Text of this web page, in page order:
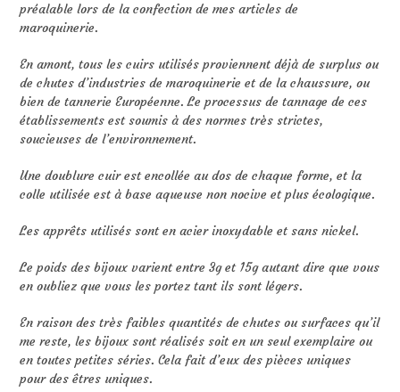
préalable lors de la confection de mes articles de
maroquinerie.
En amont, tous les cuirs utilisés proviennent déjà de surplus ou
de chutes d’industries de maroquinerie et de la chaussure, ou
bien de tannerie Européenne. Le processus de tannage de ces
établissements est soumis à des normes très strictes,
soucieuses de l’environnement.
Une doublure cuir est encollée au dos de chaque forme, et la
colle utilisée est à base aqueuse non nocive et plus écologique.
Les apprêts utilisés sont en acier inoxydable et sans nickel.
Le poids des bijoux varient entre 3g et 15g autant dire que vous
en oubliez que vous les portez tant ils sont légers.
En raison des très faibles quantités de chutes ou surfaces qu’il
me reste, les bijoux sont réalisés soit en un seul exemplaire ou
en toutes petites séries. Cela fait d’eux des pièces uniques
pour des êtres uniques.